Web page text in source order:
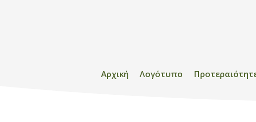
Αρχική Λογότυπο